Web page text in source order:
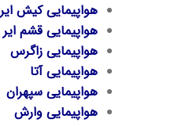
هواپیمایی کیش ایر
هواپیمایی قشم ایر
هواپیمایی زاگرس
هواپیمایی آتا
هواپیمایی سپهران
هواپیمایی وارش